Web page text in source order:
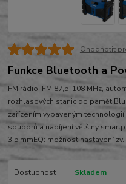
Ohodnotit
Funkce Bluetooth a
FM rádio: FM 87,5–108 MHz,
rozhlasových stanic do
zařízením vybaveným
souborů a nabíjení většiny
3,5 mmEQ: možnost nastavení
Dostupnost
Skladem